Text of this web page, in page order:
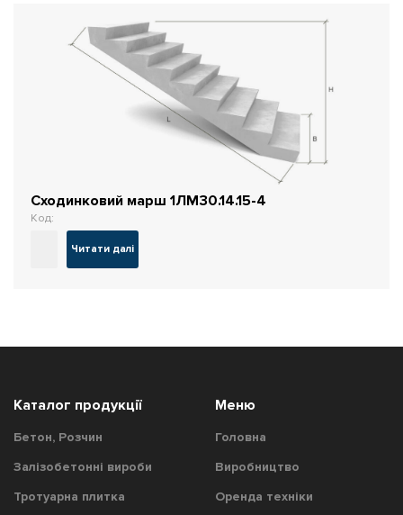
Сходинковий марш 1ЛМ30.14.15-4
Код:
Читати далі
Каталог продукції
Бетон, Розчин
Залізобетонні вироби
Тротуарна плитка
Меню
Головна
Виробництво
Оренда техніки